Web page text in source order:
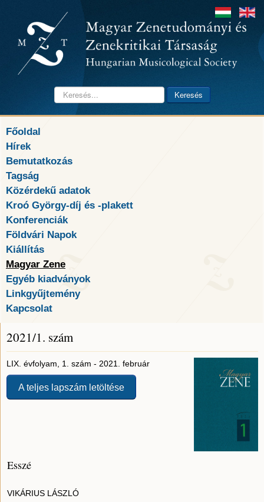
Keresés... Keresés
Főoldal
Hírek
Bemutatkozás
Tagság
Közérdekű adatok
Kroó György-díj és -plakett
Konferenciák
Földvári Napok
Kiállítás
Magyar Zene
Egyéb kiadványok
Linkgyűjtemény
Kapcsolat
2021/1. szám
LIX. évfolyam, 1. szám - 2021. február
A teljes lapszám letöltése
Esszé
VIKÁRIUS LÁSZLÓ